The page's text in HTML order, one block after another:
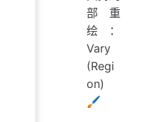
部重
绘：
Vary
(Regi
on)
🖌